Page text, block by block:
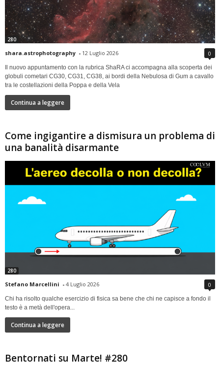
280
shara.astrophotography - 12 Luglio 2026 0
Il nuovo appuntamento con la rubrica ShaRA ci accompagna alla scoperta dei
globuli cometari CG30, CG31, CG38, ai bordi della Nebulosa di Gum a cavallo
tra le costellazioni della Poppa e della Vela
Continua a leggere
Come ingigantire a dismisura un problema di
una banalità disarmante
280
Stefano Marcellini - 4 Luglio 2026 0
Chi ha risolto qualche esercizio di fisica sa bene che chi ne capisce a fondo il
testo è a metà dell'opera...
Continua a leggere
Bentornati su Marte! #280